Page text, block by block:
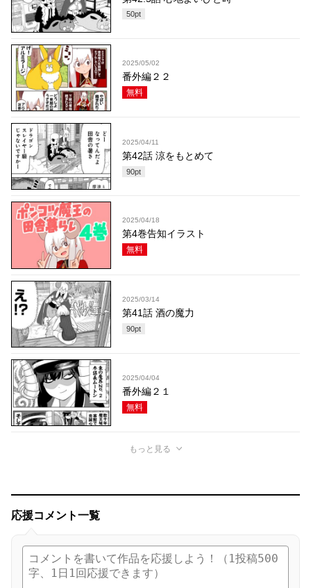
50pt
2025/05/02
番外編２２
無料
2025/04/11
第42話 涼をもとめて
90pt
2025/04/18
第4巻告知イラスト
無料
2025/03/14
第41話 酒の魔力
90pt
2025/04/04
番外編２１
無料
もっと見る
応援コメント一覧